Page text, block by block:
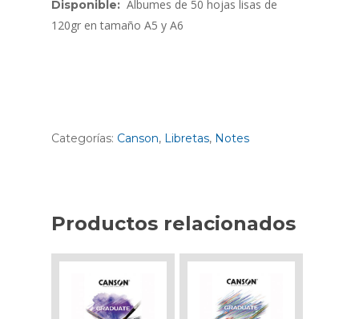
Disponible: Álbumes de 50 hojas lisas de
120gr en tamaño A5 y A6
Categorías: Canson, Libretas, Notes
Productos relacionados